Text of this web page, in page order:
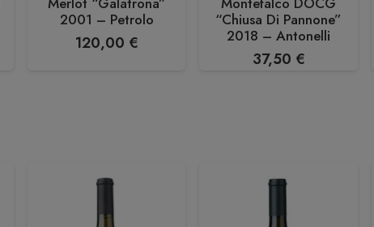
2001 – Petrolo
120,00 €
“Chiusa Di Pannone”
2018 – Antonelli
37,50 €